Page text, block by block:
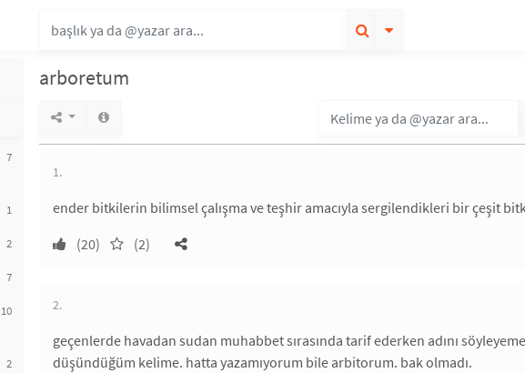
7
1
2
7
10
2
arboretum
1.
ender bitkilerin bilimsel çalışma ve teşhir amacıyla sergilendikleri bir çeşit
(20)
(2)
2.
geçenlerde havadan sudan muhabbet sırasında tarif ederken adını
düşündüğüm kelime. hatta yazamıyorum bile arbitorum. bak olmadı.